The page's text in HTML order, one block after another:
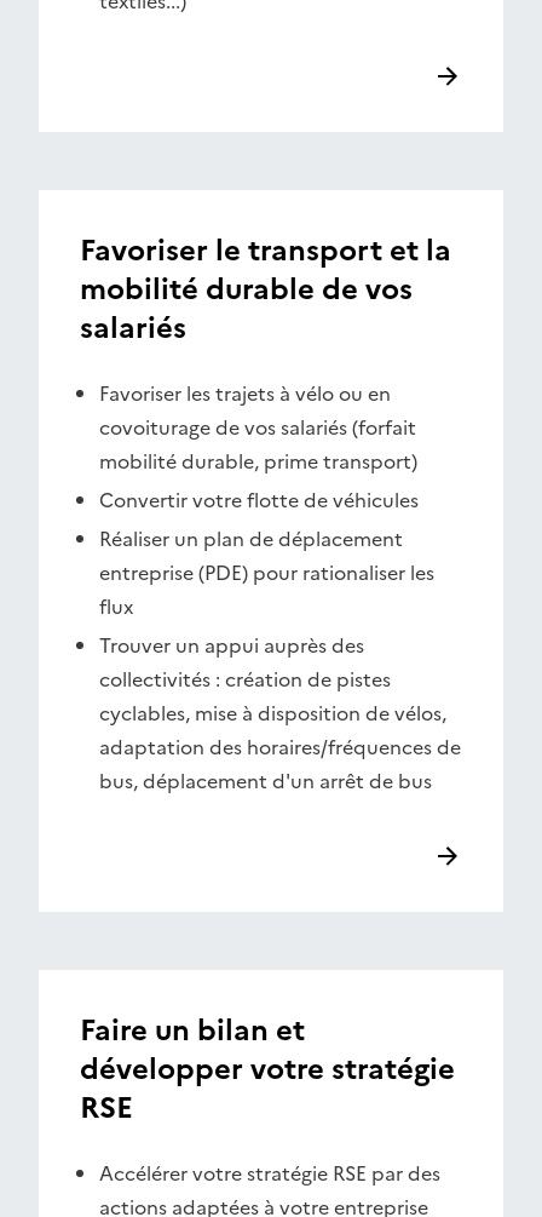
Favoriser le transport et la
mobilité durable de vos
salariés
Favoriser les trajets à vélo ou en
covoiturage de vos salariés (forfait
mobilité durable, prime transport)
Convertir votre flotte de véhicules
Réaliser un plan de déplacement
entreprise (PDE) pour rationaliser les
flux
Trouver un appui auprès des
collectivités : création de pistes
cyclables, mise à disposition de vélos,
adaptation des horaires/fréquences de
bus, déplacement d'un arrêt de bus
Faire un bilan et
développer votre stratégie
RSE
Accélérer votre stratégie RSE par des
actions adaptées à votre entreprise